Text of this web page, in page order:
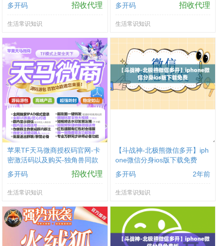
多开码 招收代理
生活常识知识
多开码 招收代理
生活常识知识
苹果TF天马微商授权码官网-卡
密激活码以及购买-独角兽同款
多开码
招收代理
生活常识知识
【斗战神-北极熊微信多开】iph
one微信分身ios版下载免费
多开码
2年前
生活常识知识